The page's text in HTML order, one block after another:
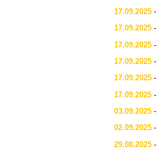
17.09.2025 -
17.09.2025 -
17.09.2025 -
17.09.2025 -
17.09.2025 -
17.09.2025 -
03.09.2025 -
02.09.2025 -
29.08.2025 -